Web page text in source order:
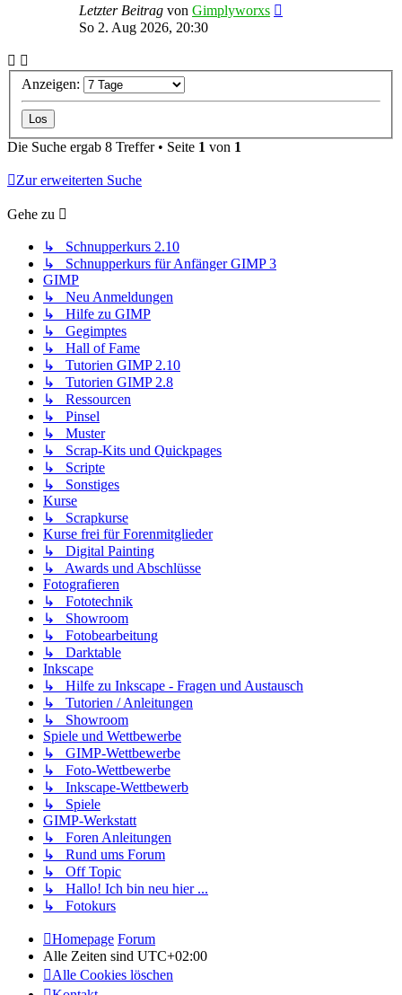
Letzter Beitrag von Gimplyworxs
So 2. Aug 2026, 20:30
Anzeigen:
Die Suche ergab 8 Treffer • Seite 1 von 1
Zur erweiterten Suche
Gehe zu
↳ Schnupperkurs 2.10
↳ Schnupperkurs für Anfänger GIMP 3
GIMP
↳ Neu Anmeldungen
↳ Hilfe zu GIMP
↳ Gegimptes
↳ Hall of Fame
↳ Tutorien GIMP 2.10
↳ Tutorien GIMP 2.8
↳ Ressourcen
↳ Pinsel
↳ Muster
↳ Scrap-Kits und Quickpages
↳ Scripte
↳ Sonstiges
Kurse
↳ Scrapkurse
Kurse frei für Forenmitglieder
↳ Digital Painting
↳ Awards und Abschlüsse
Fotografieren
↳ Fototechnik
↳ Showroom
↳ Fotobearbeitung
↳ Darktable
Inkscape
↳ Hilfe zu Inkscape - Fragen und Austausch
↳ Tutorien / Anleitungen
↳ Showroom
Spiele und Wettbewerbe
↳ GIMP-Wettbewerbe
↳ Foto-Wettbewerbe
↳ Inkscape-Wettbewerb
↳ Spiele
GIMP-Werkstatt
↳ Foren Anleitungen
↳ Rund ums Forum
↳ Off Topic
↳ Hallo! Ich bin neu hier ...
↳ Fotokurs
Homepage Forum
Alle Zeiten sind UTC+02:00
Alle Cookies löschen